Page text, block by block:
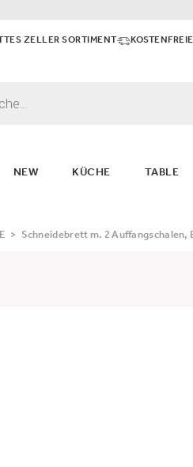
ZELLER SORTIMENT
NEW KÜCHE TABLE
> Schneidebrett m. 2 Auffangschalen,